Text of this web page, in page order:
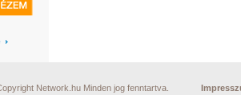
Network.hu Minden jog fenntartva.